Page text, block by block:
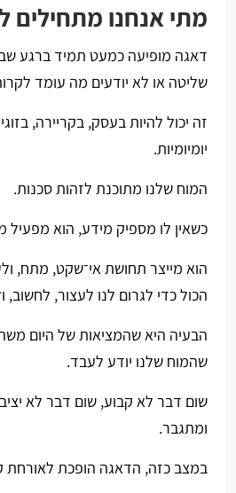
מתי אנחנו מתחילים
דאגה מופיעה כמעט תמיד ברגע
שליטה או לא יודעים מה עומד
זה יכול להיות בעסק, בקריירה,
יומיומיות.
המוח שלנו מתוכנת לזהות סכנות.
כשאין לו מספיק מידע, הוא מפעיל
הוא מייצר תחושת אי־שקט, מתח,
הכול כדי לגרום לנו לעצור, לחשוב,
הבעיה היא שהמציאות של היום
שהמוח שלנו יודע לעבד.
שום דבר לא קבוע, שום דבר לא
ומתגבר.
במצב כזה, הדאגה הופכת לאורחת